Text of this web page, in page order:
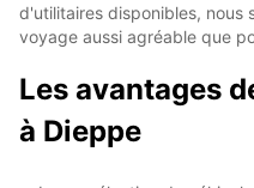
d'utilitaires disponibles, nous
voyage aussi agréable que
Les avantages
à Dieppe